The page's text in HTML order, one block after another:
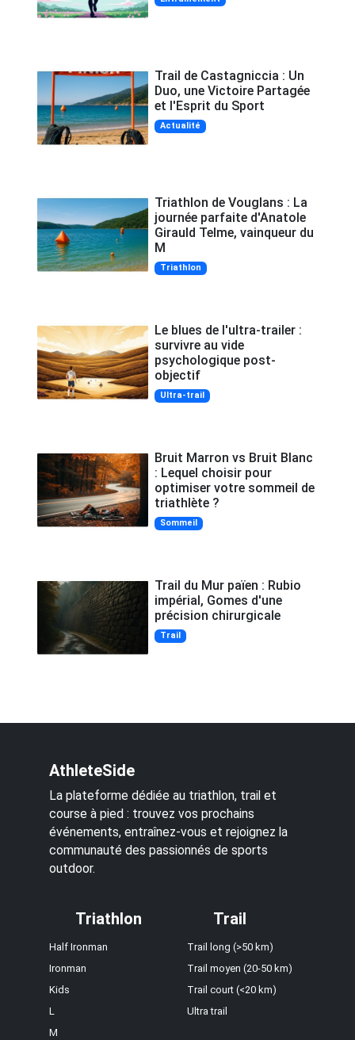
Trail de Castagniccia : Un
Duo, une Victoire Partagée
et l'Esprit du Sport
Actualité
Triathlon de Vouglans : La
journée parfaite d'Anatole
Girauld Telme, vainqueur du
M
Triathlon
Le blues de l'ultra-trailer :
survivre au vide
psychologique post-
objectif
Ultra-trail
Bruit Marron vs Bruit Blanc
: Lequel choisir pour
optimiser votre sommeil de
triathlète ?
Sommeil
Trail du Mur païen : Rubio
impérial, Gomes d'une
précision chirurgicale
Trail
AthleteSide
La plateforme dédiée au triathlon, trail et
course à pied : trouvez vos prochains
événements, entraînez-vous et rejoignez la
communauté des passionnés de sports
outdoor.
Triathlon
Half Ironman
Ironman
Kids
L
M
Trail
Trail long (>50 km)
Trail moyen (20-50 km)
Trail court (<20 km)
Ultra trail